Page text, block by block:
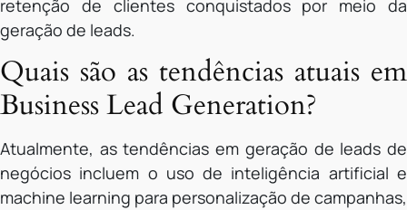
retenção de clientes conquistados por meio da
geração de leads.
Quais são as tendências atuais em
Business Lead Generation?
Atualmente, as tendências em geração de leads de
negócios incluem o uso de inteligência artificial e
machine learning para personalização de campanhas,